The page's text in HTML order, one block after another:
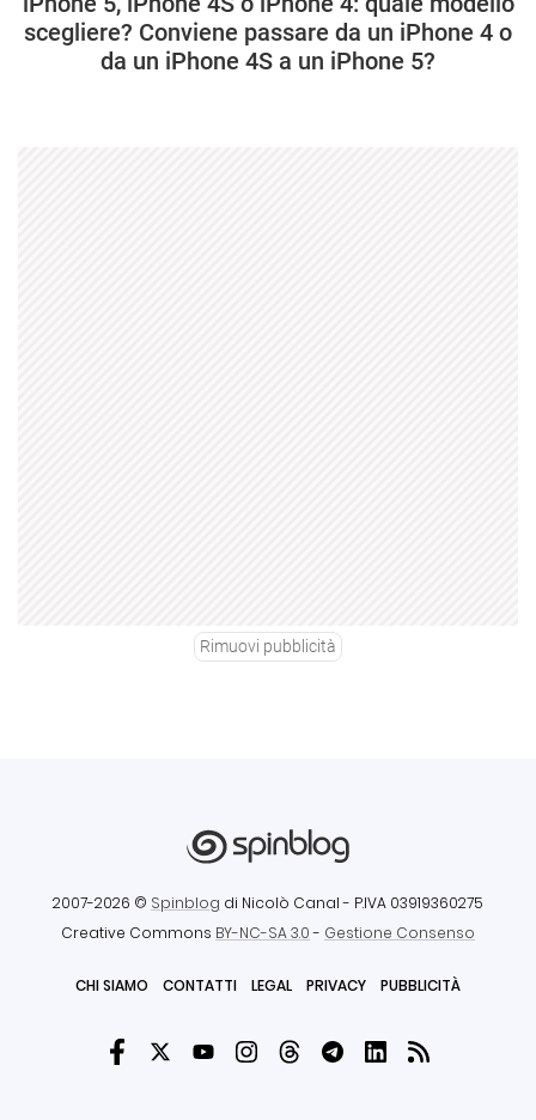
scegliere? Conviene passare da un iPhone 4 o
da un iPhone 4S a un iPhone 5?
Rimuovi pubblicità
2007-2026 © Spinblog di Nicolò Canal - P.IVA 03919360275
Creative Commons BY-NC-SA 3.0- Gestione Consenso
CHI SIAMO CONTATTI LEGAL PRIVACY PUBBLICITÀ